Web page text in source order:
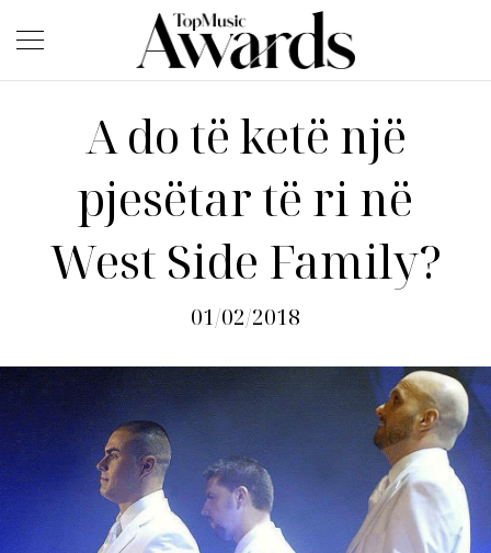
A do të ketë një
pjesëtar të ri në
West Side Family?
01/02/2018